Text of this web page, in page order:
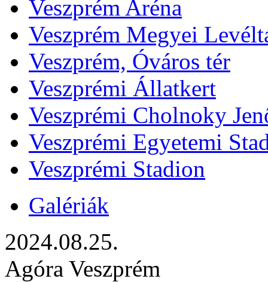
Veszprém Aréna
Veszprém Megyei
Veszprém, Óváros tér
Veszprémi Állatkert
Veszprémi Cholnoky
Veszprémi Egyetemi
Veszprémi Stadion
Galériák
2024.08.25.
Agóra Veszprém